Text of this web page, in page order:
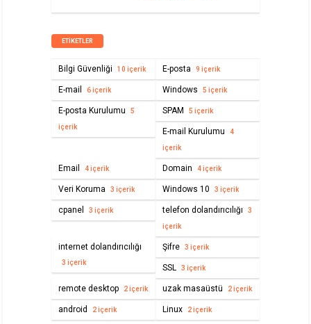
ETIKETLER
Bilgi Güvenliği 10 içerik E-posta 9 içerik
E-mail 6 içerik Windows 5 içerik
E-posta Kurulumu 5
içerik
SPAM 5 içerik
E-mail Kurulumu 4
içerik
Email 4 içerik Domain 4 içerik
Veri Koruma 3 içerik Windows 10 3 içerik
cpanel 3 içerik telefon dolandırıcılığı 3
içerik
internet dolandırıcılığı
3 içerik
Şifre 3 içerik
SSL 3 içerik
remote desktop 2 içerik uzak masaüstü 2 içerik
android 2 içerik Linux 2 içerik